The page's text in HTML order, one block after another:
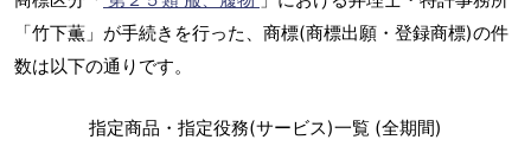
「竹下薫」が手続きを行った、商標(商標出願・登録商標)の件
数は以下の通りです。
指定商品・指定役務(サービス)一覧 (全期間)